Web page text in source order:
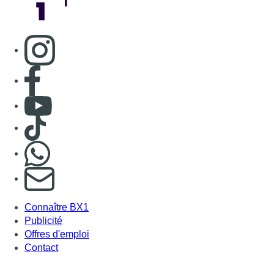
Consulter page Instagram
Consulter page Facebook
Consulter Youtube
Consulter TikTok
S'abonner à notre newsletter
Connaître BX1
Publicité
Offres d'emploi
Contact